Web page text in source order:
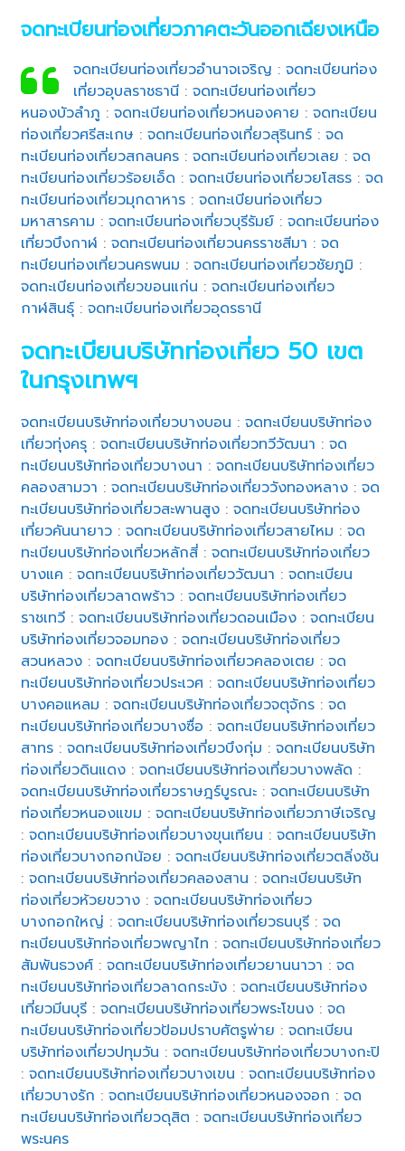
จดทะเบียนท่องเที่ยวภาคตะวันออกเฉียงเหนือ
จดทะเบียนท่องเที่ยวอำนาจเจริญ : จดทะเบียนท่อง
เที่ยวอุบลราชธานี: จดทะเบียนท่องเที่ยว
หนองบัวลำภู :จดทะเบียนท่องเที่ยวหนองคาย :จดทะเบียน
ท่องเที่ยวศรีสะเกษ :จดทะเบียนท่องเที่ยวสุรินทร์ :จด
ทะเบียนท่องเที่ยวสกลนคร :จดทะเบียนท่องเที่ยวเลย :จด
ทะเบียนท่องเที่ยวร้อยเอ็ด :จดทะเบียนท่องเที่ยวยโสธร :จด
ทะเบียนท่องเที่ยวมุกดาหาร :จดทะเบียนท่องเที่ยว
มหาสารคาม :จดทะเบียนท่องเที่ยวบุรีรัมย์ :จดทะเบียนท่อง
เที่ยวบึงกาฬ :จดทะเบียนท่องเที่ยวนครราชสีมา :จด
ทะเบียนท่องเที่ยวนครพนม :จดทะเบียนท่องเที่ยวชัยภูมิ :
จดทะเบียนท่องเที่ยวขอนแก่น :จดทะเบียนท่องเที่ยว
กาฬสินธุ์ :จดทะเบียนท่องเที่ยวอุดรธานี
จดทะเบียนบริษัทท่องเที่ยว 50 เขต
ในกรุงเทพฯ
จดทะเบียนบริษัทท่องเที่ยวบางบอน :จดทะเบียนบริษัทท่อง
เที่ยวทุ่งครุ :จดทะเบียนบริษัทท่องเที่ยวทวีวัฒนา :จด
ทะเบียนบริษัทท่องเที่ยวบางนา :จดทะเบียนบริษัทท่องเที่ยว
คลองสามวา :จดทะเบียนบริษัทท่องเที่ยววังทองหลาง :จด
ทะเบียนบริษัทท่องเที่ยวสะพานสูง :จดทะเบียนบริษัทท่อง
เที่ยวคันนายาว :จดทะเบียนบริษัทท่องเที่ยวสายไหม :จด
ทะเบียนบริษัทท่องเที่ยวหลักสี่ :จดทะเบียนบริษัทท่องเที่ยว
บางแค :จดทะเบียนบริษัทท่องเที่ยววัฒนา :จดทะเบียน
บริษัทท่องเที่ยวลาดพร้าว :จดทะเบียนบริษัทท่องเที่ยว
ราชเทวี :จดทะเบียนบริษัทท่องเที่ยวดอนเมือง :จดทะเบียน
บริษัทท่องเที่ยวจอมทอง :จดทะเบียนบริษัทท่องเที่ยว
สวนหลวง :จดทะเบียนบริษัทท่องเที่ยวคลองเตย :จด
ทะเบียนบริษัทท่องเที่ยวประเวศ :จดทะเบียนบริษัทท่องเที่ยว
บางคอแหลม :จดทะเบียนบริษัทท่องเที่ยวจตุจักร :จด
ทะเบียนบริษัทท่องเที่ยวบางซื่อ :จดทะเบียนบริษัทท่องเที่ยว
สาทร :จดทะเบียนบริษัทท่องเที่ยวบึงกุ่ม :จดทะเบียนบริษัท
ท่องเที่ยวดินแดง :จดทะเบียนบริษัทท่องเที่ยวบางพลัด :
จดทะเบียนบริษัทท่องเที่ยวราษฎร์บูรณะ :จดทะเบียนบริษัท
ท่องเที่ยวหนองแขม :จดทะเบียนบริษัทท่องเที่ยวภาษีเจริญ
:จดทะเบียนบริษัทท่องเที่ยวบางขุนเทียน :จดทะเบียนบริษัท
ท่องเที่ยวบางกอกน้อย :จดทะเบียนบริษัทท่องเที่ยวตลิ่งชัน
:จดทะเบียนบริษัทท่องเที่ยวคลองสาน :จดทะเบียนบริษัท
ท่องเที่ยวห้วยขวาง :จดทะเบียนบริษัทท่องเที่ยว
บางกอกใหญ่ :จดทะเบียนบริษัทท่องเที่ยวธนบุรี :จด
ทะเบียนบริษัทท่องเที่ยวพญาไท :จดทะเบียนบริษัทท่องเที่ยว
สัมพันธวงศ์ :จดทะเบียนบริษัทท่องเที่ยวยานนาวา :จด
ทะเบียนบริษัทท่องเที่ยวลาดกระบัง :จดทะเบียนบริษัทท่อง
เที่ยวมีนบุรี :จดทะเบียนบริษัทท่องเที่ยวพระโขนง :จด
ทะเบียนบริษัทท่องเที่ยวป้อมปราบศัตรูพ่าย :จดทะเบียน
บริษัทท่องเที่ยวปทุมวัน :จดทะเบียนบริษัทท่องเที่ยวบางกะปิ
:จดทะเบียนบริษัทท่องเที่ยวบางเขน :จดทะเบียนบริษัทท่อง
เที่ยวบางรัก :จดทะเบียนบริษัทท่องเที่ยวหนองจอก :จด
ทะเบียนบริษัทท่องเที่ยวดุสิต :จดทะเบียนบริษัทท่องเที่ยว
พระนคร